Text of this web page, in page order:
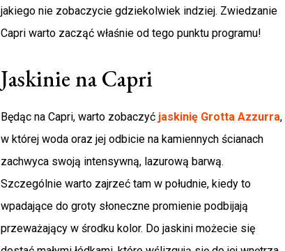
jakiego nie zobaczycie gdziekolwiek indziej. Zwiedzanie
Capri warto zacząć właśnie od tego punktu programu!
Jaskinie na Capri
Będąc na Capri, warto zobaczyć jaskinię Grotta Azzurra,
w której woda oraz jej odbicie na kamiennych ścianach
zachwyca swoją intensywną, lazurową barwą.
Szczególnie warto zajrzeć tam w południe, kiedy to
wpadające do groty słoneczne promienie podbijają
przeważający w środku kolor. Do jaskini możecie się